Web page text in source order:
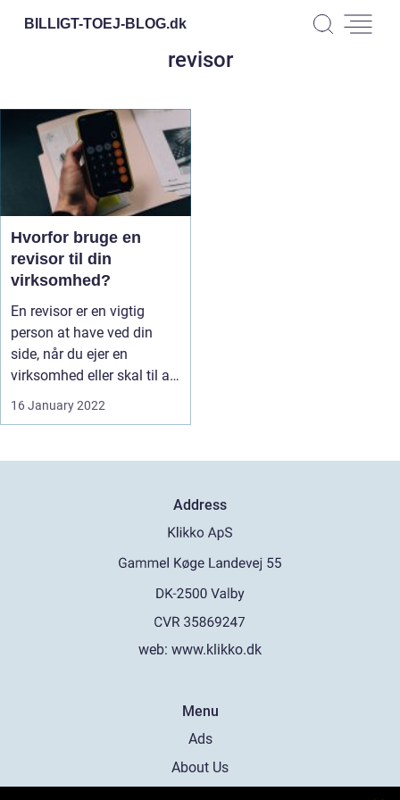
BILLIGT-TOEJ-BLOG.dk
revisor
Hvorfor bruge en
revisor til din
virksomhed?
En revisor er en vigtig
person at have ved din
side, når du ejer en
virksomhed eller skal til at
sta...
16 January 2022
Address
web: www.klikko.dk
Menu
Ads
About Us